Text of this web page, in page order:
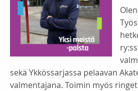
sekä Ykkössarjassa pelaavan
valmentajana. Toimin myös